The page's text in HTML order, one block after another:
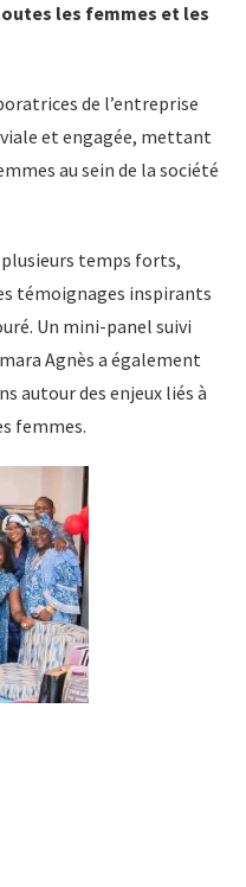
les femmes et les
de l’entreprise
et engagée, mettant
au sein de la société
temps forts,
témoignages inspirants
Un mini-panel suivi
Agnès a également
autour des enjeux liés à
femmes.